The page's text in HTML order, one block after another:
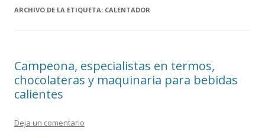
ARCHIVO DE LA ETIQUETA: CALENTADOR
Campeona, especialistas en termos,
chocolateras y maquinaria para bebidas
calientes
Deja un comentario